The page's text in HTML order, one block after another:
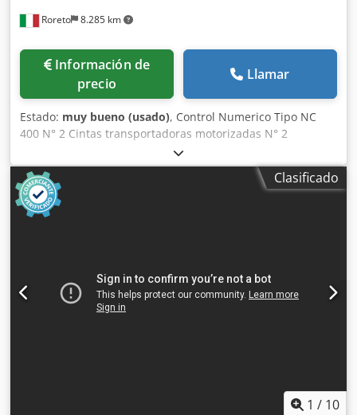
Roreto 8.285 km
Información de
precio
Llamar
Estado: muy bueno (usado), Control Numerico Tipo NC
400 N° 2 Cintas transportadoras motorizadas N° 2
Grupos/Soportes horizontales N° 2 Cabezales de taladro
para cada soporte horizontal N° 11 Brocas para cada
cabezal de taladro horizontal Anchura maxima de trabajo
(mm) 3200 Anchura minima de trabajo (mm) 205 (ca.) N° 6
Grupos/Soportes verticales inferiores N° 2 Cabezales de
Abisk N° 5 Prensores verticales superior Cinta motorizada
para la evacuación de los escombros/virutas Visualisación
digitale del valor (ejes) Potencia total instalada (Kw) 59,1 El
Clasificado
1 / 10